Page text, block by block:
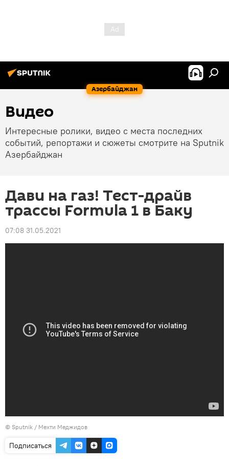
Азербайджан
Видео
Интересные ролики, видео с места последних
событий, репортажи и сюжеты смотрите на Sputnik
Азербайджан
Дави на газ! Тест-драйв
трассы Formula 1 в Баку
07:08 31.05.2021
© Sputnik / Мехти Меджидов
Подписаться